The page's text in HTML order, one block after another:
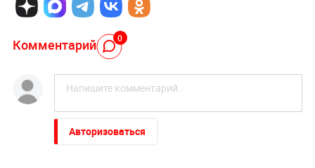
Комментарий 0
Авторизоваться